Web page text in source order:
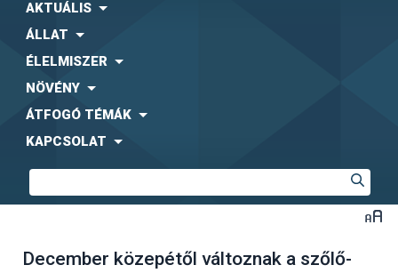
AKTUÁLIS
ÁLLAT
ÉLELMISZER
NÖVÉNY
ÁTFOGÓ TÉMÁK
KAPCSOLAT
December közepétől változnak a szőlő-